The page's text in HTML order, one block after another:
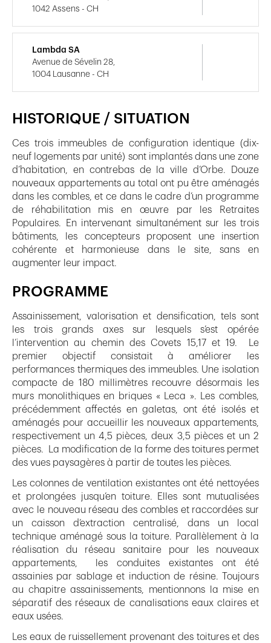
HISTORIQUE / SITUATION
Ces trois immeubles de configuration identique (dix-
neuf logements par unité) sont implantés dans une zone
d’habitation, en contrebas de la ville d’Orbe. Douze
nouveaux appartements au total ont pu être aménagés
dans les combles, et ce dans le cadre d’un programme
de réhabilitation mis en œuvre par les Retraites
Populaires. En intervenant simultanément sur les trois
bâtiments, les concepteurs proposent une insertion
cohérente et harmonieuse dans le site, sans en
augmenter leur impact.
PROGRAMME
Assainissement, valorisation et densification, tels sont
les trois grands axes sur lesquels s’est opérée
l’intervention au chemin des Covets 15,17 et 19. Le
premier objectif consistait à améliorer les
performances thermiques des immeubles. Une isolation
compacte de 180 millimètres recouvre désormais les
murs monolithiques en briques « Leca ». Les combles,
précédemment affectés en galetas, ont été isolés et
aménagés pour accueillir les nouveaux appartements,
respectivement un 4,5 pièces, deux 3,5 pièces et un 2
pièces. La modification de la forme des toitures permet
des vues paysagères à partir de toutes les pièces.
Les colonnes de ventilation existantes ont été nettoyées
et prolongées jusqu’en toiture. Elles sont mutualisées
avec le nouveau réseau des combles et raccordées sur
un caisson d’extraction centralisé, dans un local
technique aménagé sous la toiture. Parallèlement à la
réalisation du réseau sanitaire pour les nouveaux
appartements, les conduites existantes ont été
assainies par sablage et induction de résine. Toujours
au chapitre assainissements, mentionnons la mise en
séparatif des réseaux de canalisations eaux claires et
eaux usées.
Les eaux de ruissellement provenant des toitures et des
1042 Assens - CH
Lambda SA
Avenue de Sévelin 28,
1004 Lausanne - CH